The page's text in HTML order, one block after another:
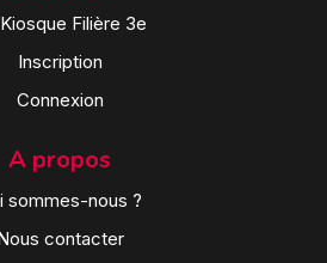
Filière 3e
Inscription
Connexion
A propos
sommes-nous ?
contacter